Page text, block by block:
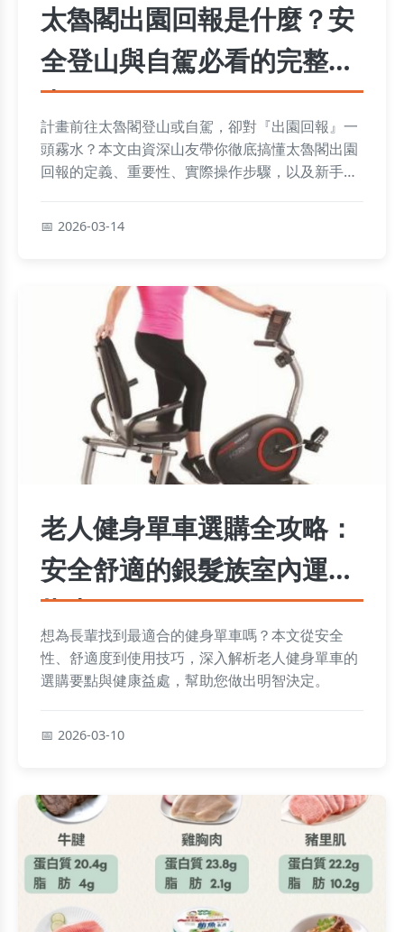
太魯閣出園回報是什麼？安
全登山與自駕必看的完整指
南
計畫前往太魯閣登山或自駕，卻對『出園回報』一
頭霧水？本文由資深山友帶你徹底搞懂太魯閣出園
回報的定義、重要性、實際操作步驟，以及新手最
2026-03-14
老人健身單車選購全攻略：
安全舒適的銀髮族室內運動
指南
想為長輩找到最適合的健身單車嗎？本文從安全
性、舒適度到使用技巧，深入解析老人健身單車的
選購要點與健康益處，幫助您做出明智決定。
2026-03-10